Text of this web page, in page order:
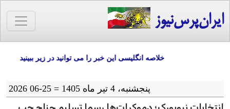
ایران‌پرس‌نیوز
خلاصه انگلیسی این خبر را می توانید در زیر ببینید
پنجشنبه، 4 تیر ماه 1405 = 25-06 2026